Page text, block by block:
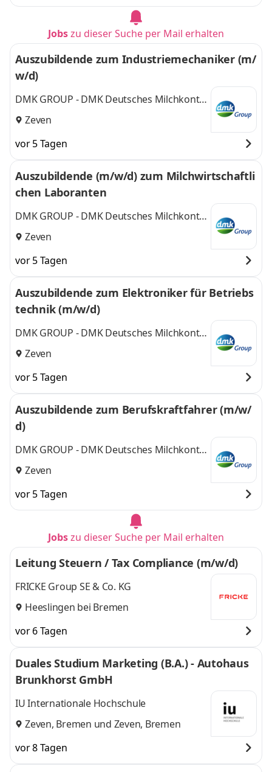
Jobszu dieser Suche per Mail erhalten
Auszubildende zum Industriemechaniker (m/
w/d)
DMK GROUP - DMK Deutsches Milchkontor
GmbH
Zeven
vor 5 Tagen
Auszubildende (m/w/d) zum Milchwirtschaftli
chen Laboranten
DMK GROUP - DMK Deutsches Milchkontor
GmbH
Zeven
vor 5 Tagen
Auszubildende zum Elektroniker für Betriebs
technik (m/w/d)
DMK GROUP - DMK Deutsches Milchkontor
GmbH
Zeven
vor 5 Tagen
Auszubildende zum Berufskraftfahrer (m/w/
d)
DMK GROUP - DMK Deutsches Milchkontor
GmbH
Zeven
vor 5 Tagen
Jobszu dieser Suche per Mail erhalten
Leitung Steuern / Tax Compliance (m/w/d)
FRICKE Group SE & Co. KG
Heeslingen bei Bremen
vor 6 Tagen
Duales Studium Marketing (B.A.) - Autohaus
Brunkhorst GmbH
IU Internationale Hochschule
Zeven, Bremen und Zeven, Bremen
vor 8 Tagen